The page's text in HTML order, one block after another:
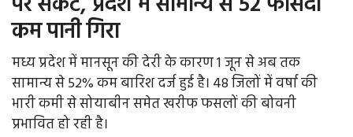
Political Gossips
Farm & Food
Opinion
कम पानी गिरा
मध्य प्रदेश में मानसून की देरी के कारण 1 जून से अब तक
सामान्य से 52% कम बारिश दर्ज हुई है। 48 जिलों में वर्षा की
भारी कमी से सोयाबीन समेत खरीफ फसलों की बोवनी
प्रभावित हो रही है।